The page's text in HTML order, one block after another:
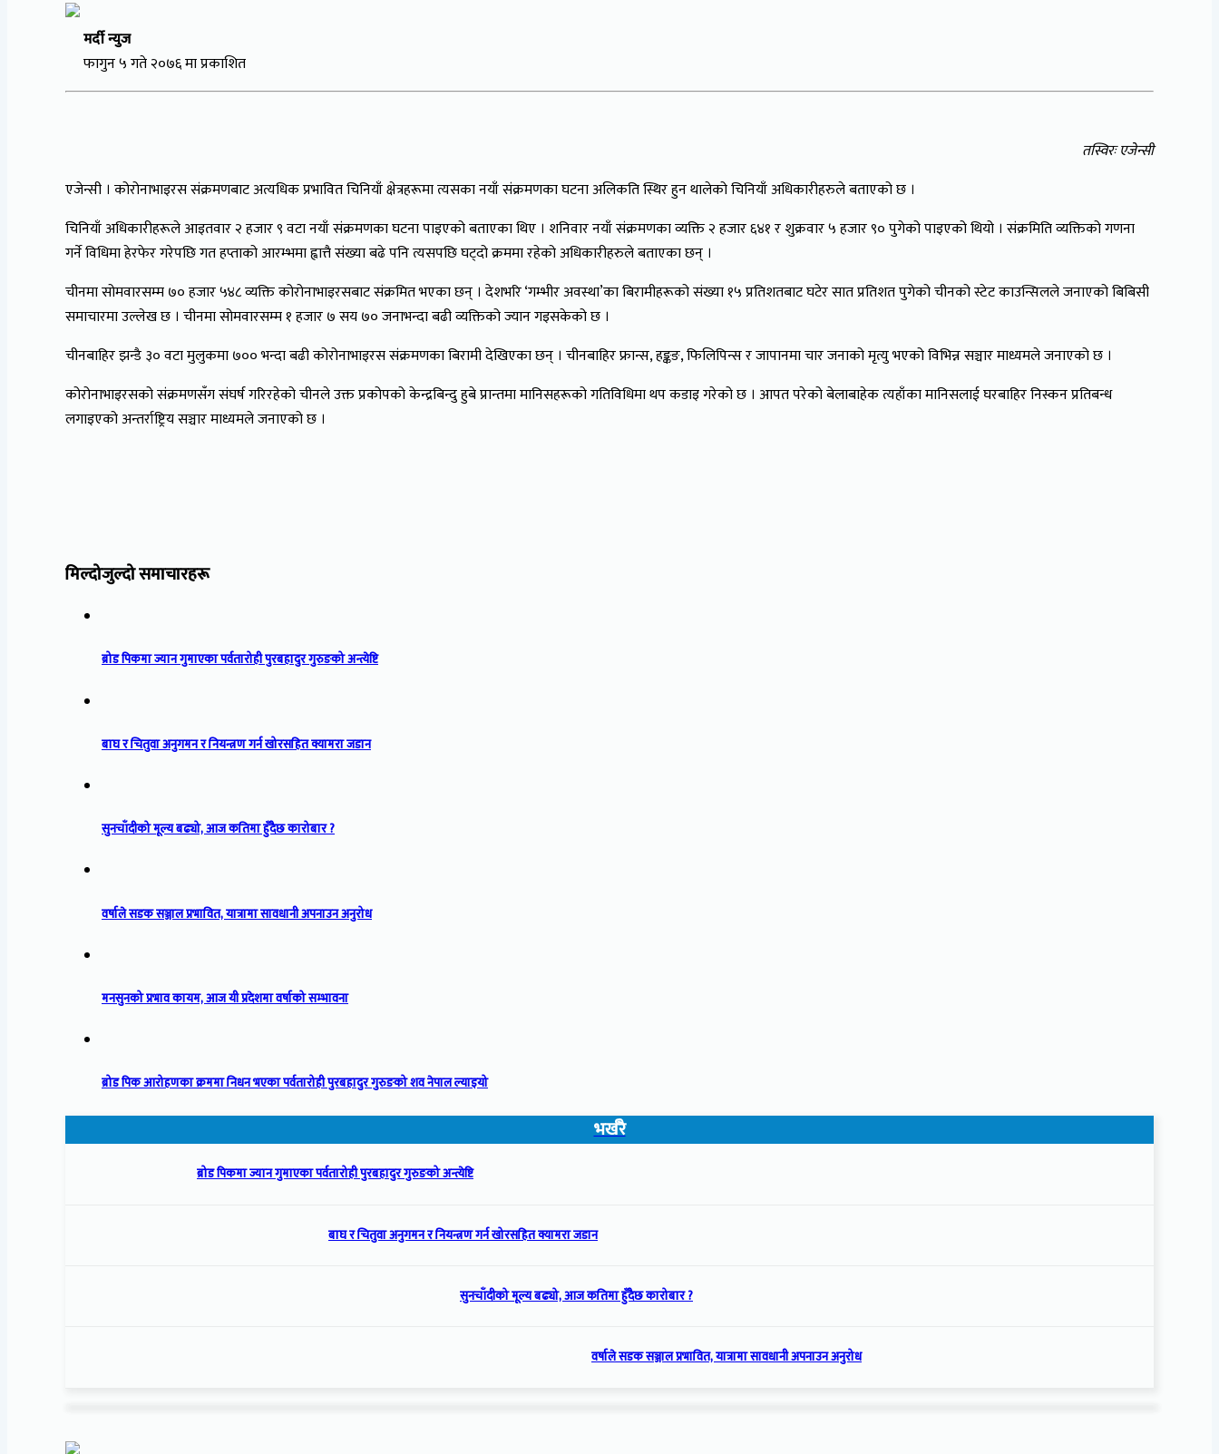
मर्दी न्युज
फागुन ५ गते २०७६ मा प्रकाशित
तस्विरः एजेन्सी
एजेन्सी । कोरोनाभाइरस संक्रमणबाट अत्यधिक प्रभावित चिनियाँ क्षेत्रहरूमा त्यसका नयाँ संक्रमणका घटना अलिकति स्थिर हुन थालेको चिनियाँ अधिकारीहरुले बताएको छ ।
चिनियाँ अधिकारीहरूले आइतवार २ हजार ९ वटा नयाँ संक्रमणका घटना पाइएको बताएका थिए । शनिवार नयाँ संक्रमणका व्यक्ति २ हजार ६४१ र शुक्रवार ५ हजार ९० पुगेको पाइएको थियो । संक्रमिति व्यक्तिको गणना
गर्ने विधिमा हेरफेर गरेपछि गत हप्ताको आरम्भमा ह्वात्तै संख्या बढे पनि त्यसपछि घट्दो क्रममा रहेको अधिकारीहरुले बताएका छन् ।
चीनमा सोमवारसम्म ७० हजार ५४८ व्यक्ति कोरोनाभाइरसबाट संक्रमित भएका छन् । देशभरि ‘गम्भीर अवस्था’का बिरामीहरूको संख्या १५ प्रतिशतबाट घटेर सात प्रतिशत पुगेको चीनको स्टेट काउन्सिलले जनाएको बिबिसी
समाचारमा उल्लेख छ । चीनमा सोमवारसम्म १ हजार ७ सय ७० जनाभन्दा बढी व्यक्तिको ज्यान गइसकेको छ ।
चीनबाहिर झन्डै ३० वटा मुलुकमा ७०० भन्दा बढी कोरोनाभाइरस संक्रमणका बिरामी देखिएका छन् । चीनबाहिर फ्रान्स, हङ्कङ, फिलिपिन्स र जापानमा चार जनाको मृत्यु भएको विभिन्न सञ्चार माध्यमले जनाएको छ ।
कोरोनाभाइरसको संक्रमणसँग संघर्ष गरिरहेको चीनले उक्त प्रकोपको केन्द्रबिन्दु हुबे प्रान्तमा मानिसहरूको गतिविधिमा थप कडाइ गरेको छ । आपत परेको बेलाबाहेक त्यहाँका मानिसलाई घरबाहिर निस्कन प्रतिबन्ध
लगाइएको अन्तर्राष्ट्रिय सञ्चार माध्यमले जनाएको छ ।
मिल्दोजुल्दो समाचारहरू
ब्रोड पिकमा ज्यान गुमाएका पर्वतारोही पुरबहादुर गुरुङको अन्त्येष्टि
बाघ र चितुवा अनुगमन र नियन्त्रण गर्न खोरसहित क्यामरा जडान
सुनचाँदीको मूल्य बढ्यो, आज कतिमा हुँदैछ कारोबार ?
वर्षाले सडक सञ्जाल प्रभावित, यात्रामा सावधानी अपनाउन अनुरोध
मनसुनको प्रभाव कायम, आज यी प्रदेशमा वर्षाको सम्भावना
ब्रोड पिक आरोहणका क्रममा निधन भएका पर्वतारोही पुरबहादुर गुरुङको शव नेपाल ल्याइयो
भर्खरै
ब्रोड पिकमा ज्यान गुमाएका पर्वतारोही पुरबहादुर गुरुङको अन्त्येष्टि
बाघ र चितुवा अनुगमन र नियन्त्रण गर्न खोरसहित क्यामरा जडान
सुनचाँदीको मूल्य बढ्यो, आज कतिमा हुँदैछ कारोबार ?
वर्षाले सडक सञ्जाल प्रभावित, यात्रामा सावधानी अपनाउन अनुरोध